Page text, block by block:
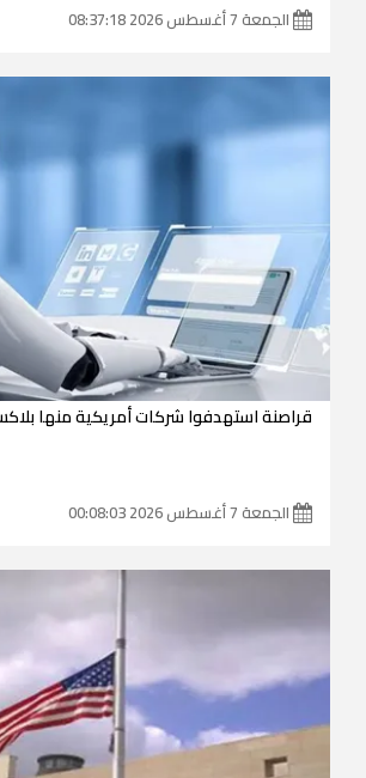
الجمعة 7 أغسطس 2026 08:37:18
قراصنة استهدفوا شركات أمريكية منها
الجمعة 7 أغسطس 2026 00:08:03